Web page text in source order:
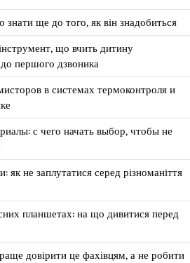
знати ще до того, як він знадобиться
що вчить дитину
до першого дзвоника
в системах термоконтроля и
с чего начать выбор, чтобы не
як не заплутатися серед різноманіття
планшетах: на що дивитися перед
довірити це фахівцям, а не робити